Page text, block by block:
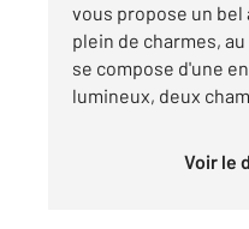
vous propose un
plein de charmes,
se compose d'une
lumineux, deux
Voir